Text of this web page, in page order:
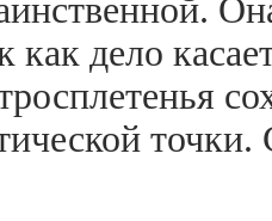
как дело